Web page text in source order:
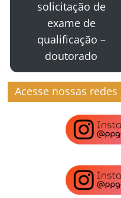
solicitação de
exame de
qualificação –
doutorado
Acesse nossas